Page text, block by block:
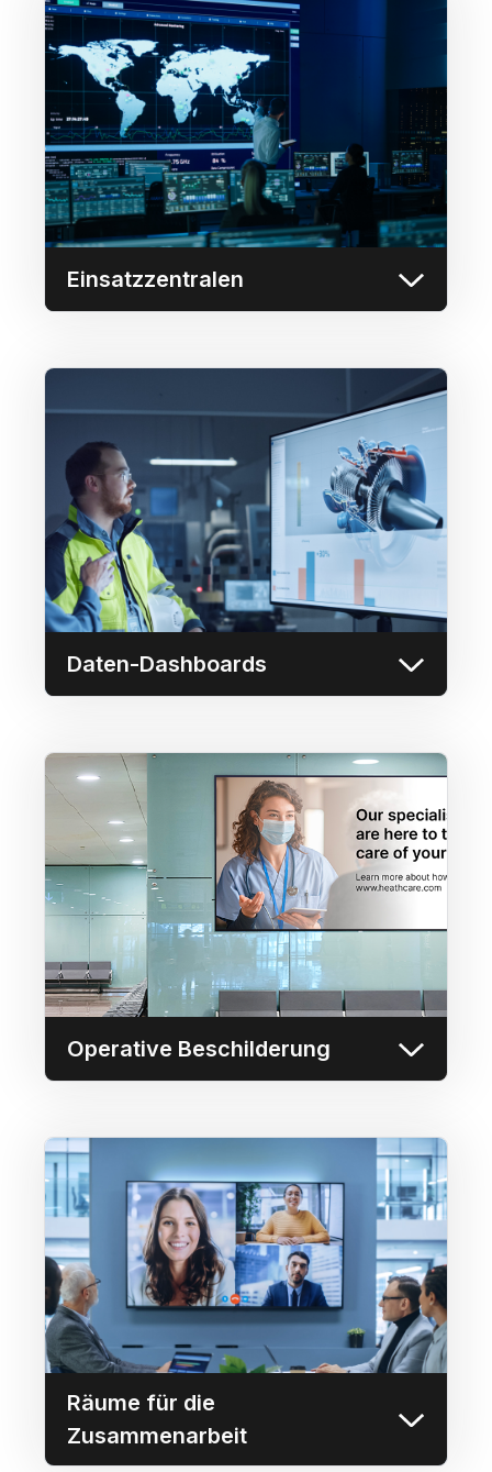
Einsatzzentralen
Einsatzzentralen
Zusammenführung von Echtzeit-
Betriebsdaten wie
Videoverwaltungssystemen (VMS),
Gebäudemanagementsystemen (BMS),
Zugangskontrolle und anderen
betrieblichen Inhalten auf einer oder
mehreren Videowänden.
Mehr erfahren
Daten-Dashboards
Daten-Dashboards
Sichere Integration und gemeinsame
Nutzung führender Business Intelligence-
Tools wie PowerBI, Tableau und Ignition auf
jedem Bildschirm der Userful-Plattform.
Mehr erfahren
Operative Beschilderung
Operative Beschilderung
Nutzen Sie das Content Distribution Network
(CDN) von Userful, um synchronisierte
Inhalte kostengünstig über das Netzwerk an
bis zu 10.000 Displays zu senden.
Mehr erfahren
Räume für die
Zusammenarbeit
Räume für die
Zusammenarbeit
Ermöglichen Sie es jedem, Screencasts
direkt von seinem Browser aus auf einen
beliebigen Bildschirm im Konferenzraum zu
übertragen.